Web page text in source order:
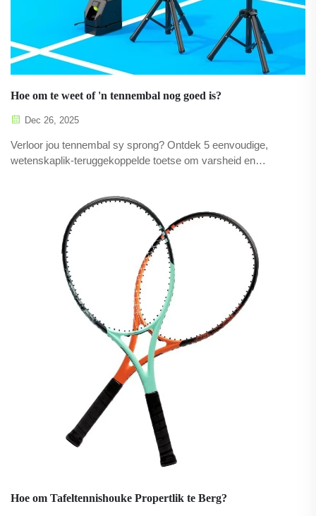
Hoe om te weet of 'n tennembal nog goed is?
Dec 26, 2025
Verloor jou tennembal sy sprong? Ontdek 5 eenvoudige,
wetenskaplik-teruggekoppelde toetse om varsheid en
Hoe om Tafeltennishouke Propertlik te Berg?